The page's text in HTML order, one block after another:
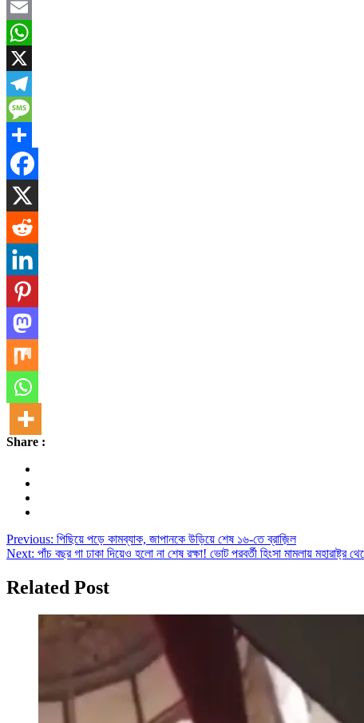
Facebook
Email
WhatsApp
X
Telegram
Message
Share
Share :
Post
navigation
Previous: পিছিয়ে পড়ে কামব্যাক, জাপানকে উড়িয়ে শেষ ১৬-তে ব্রাজ়িল
Next: পাঁচ বছর গা ঢাকা দিয়েও হলো না শেষ রক্ষা! ভোট পরবর্তী হিংসা মামলায় মহারাষ্ট্র
Related Post